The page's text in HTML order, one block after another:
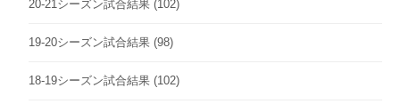
20-21シーズン試合結果 (102)
19-20シーズン試合結果 (98)
18-19シーズン試合結果 (102)